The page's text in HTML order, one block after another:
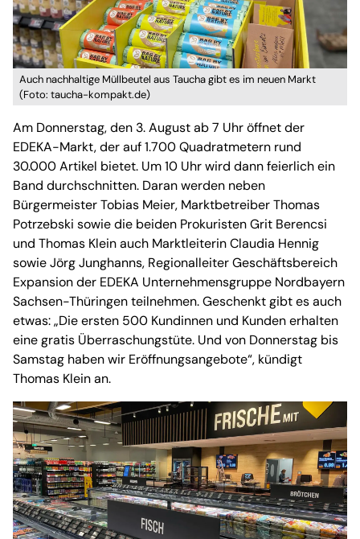
Auch nachhaltige Müllbeutel aus Taucha gibt es im neuen Markt
(Foto: taucha-kompakt.de)
Am Donnerstag, den 3. August ab 7 Uhr öffnet der
EDEKA-Markt, der auf 1.700 Quadratmetern rund
30.000 Artikel bietet. Um 10 Uhr wird dann feierlich ein
Band durchschnitten. Daran werden neben
Bürgermeister Tobias Meier, Marktbetreiber Thomas
Potrzebski sowie die beiden Prokuristen Grit Berencsi
und Thomas Klein auch Marktleiterin Claudia Hennig
sowie Jörg Junghanns, Regionalleiter Geschäftsbereich
Expansion der EDEKA Unternehmensgruppe Nordbayern
Sachsen-Thüringen teilnehmen. Geschenkt gibt es auch
etwas: „Die ersten 500 Kundinnen und Kunden erhalten
eine gratis Überraschungstüte. Und von Donnerstag bis
Samstag haben wir Eröffnungsangebote“, kündigt
Thomas Klein an.